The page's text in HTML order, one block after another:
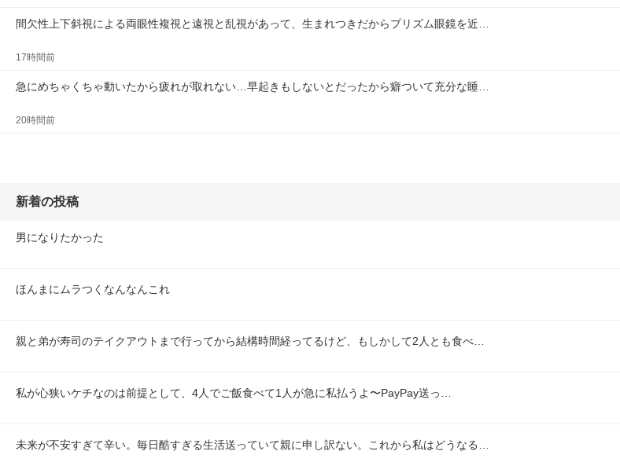
間欠性上下斜視による両眼性複視と遠視と乱視があって、生まれつきだからプリズム眼鏡を近…
17時間前
急にめちゃくちゃ動いたから疲れが取れない…早起きもしないとだったから癖ついて充分な睡…
20時間前
新着の投稿
男になりたかった
ほんまにムラつくなんなんこれ
親と弟が寿司のテイクアウトまで行ってから結構時間経ってるけど、もしかして2人とも食べ…
私が心狭いケチなのは前提として、4人でご飯食べて1人が急に私払うよ〜PayPay送っ…
未来が不安すぎて辛い。毎日酷すぎる生活送っていて親に申し訳ない。これから私はどうなる…